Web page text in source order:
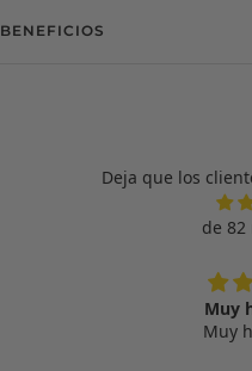
BENEFICIOS
Deja que los
de 82
Muy
Muy